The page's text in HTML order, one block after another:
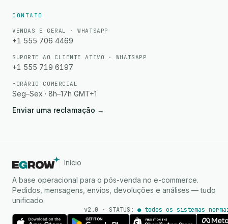
CONTATO
VENDAS E GERAL · WHATSAPP
+1 555 706 4469
SUPORTE AO CLIENTE ATIVO · WHATSAPP
+1 555 719 6197
HORÁRIO COMERCIAL
Seg–Sex · 8h–17h GMT+1
Enviar uma reclamação →
Início
A base operacional para o pós-venda no e-commerce.
Pedidos, mensagens, envios, devoluções e análises — tudo
unificado.
v2.0 · STATUS: ● todos os sistemas